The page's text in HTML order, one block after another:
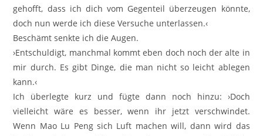
gehofft, dass ich dich vom Gegenteil überzeugen könnte,
doch nun werde ich diese Versuche unterlassen.‹
Beschämt senkte ich die Augen.
›Entschuldigt, manchmal kommt eben doch noch der alte in
mir durch. Es gibt Dinge, die man nicht so leicht ablegen
kann.‹
Ich überlegte kurz und fügte dann noch hinzu: ›Doch
vielleicht wäre es besser, wenn ihr jetzt verschwindet.
Wenn Mao Lu Peng sich Luft machen will, dann wird das